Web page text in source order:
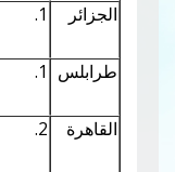
19
39
0
18
52
0
18
36
0